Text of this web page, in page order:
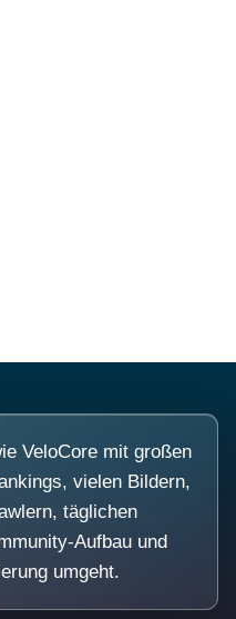
VeloCore mit großen
vielen Bildern,
täglichen
Aufbau und
umgeht.